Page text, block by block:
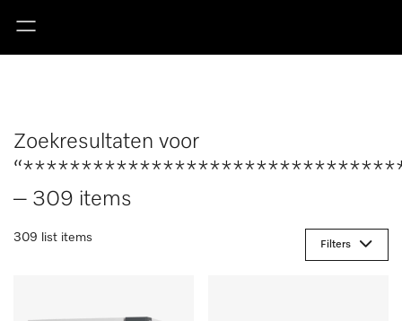
Zoekresultaten voor
– 309 items
309 list items
Filters